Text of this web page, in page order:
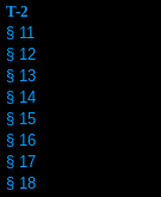
T-2
§ 11
§ 12
§ 13
§ 14
§ 15
§ 16
§ 17
§ 18